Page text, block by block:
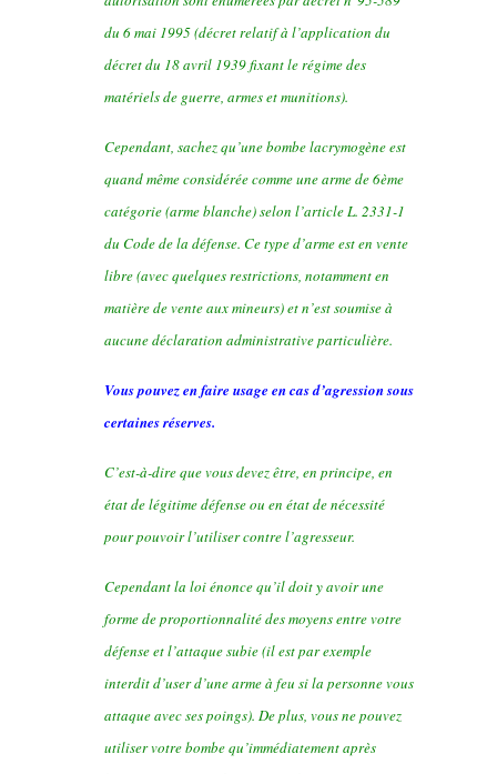
du 6 mai 1995 (décret relatif à l’application du
décret du 18 avril 1939 fixant le régime des
matériels de guerre, armes et munitions).
Cependant, sachez qu’une bombe lacrymogène est
quand même considérée comme une arme de 6ème
catégorie (arme blanche) selon l’article L. 2331-1
du Code de la défense. Ce type d’arme est en vente
libre (avec quelques restrictions, notamment en
matière de vente aux mineurs) et n’est soumise à
aucune déclaration administrative particulière.
Vous pouvez en faire usage en cas d’agression sous
certaines réserves.
C’est-à-dire que vous devez être, en principe, en
état de légitime défense ou en état de nécessité
pour pouvoir l’utiliser contre l’agresseur.
Cependant la loi énonce qu’il doit y avoir une
forme de proportionnalité des moyens entre votre
défense et l’attaque subie (il est par exemple
interdit d’user d’une arme à feu si la personne vous
attaque avec ses poings). De plus, vous ne pouvez
utiliser votre bombe qu’immédiatement après